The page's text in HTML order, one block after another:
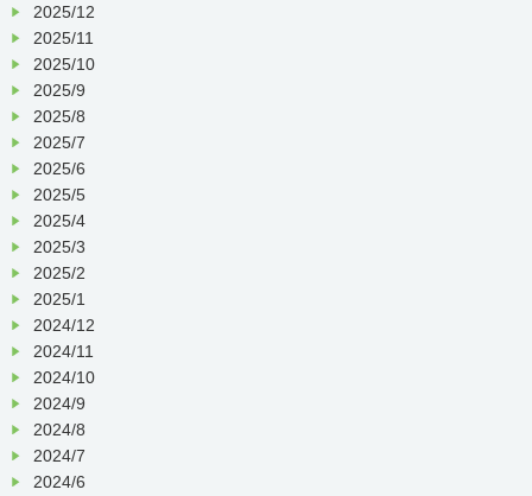
2025/12
2025/11
2025/10
2025/9
2025/8
2025/7
2025/6
2025/5
2025/4
2025/3
2025/2
2025/1
2024/12
2024/11
2024/10
2024/9
2024/8
2024/7
2024/6